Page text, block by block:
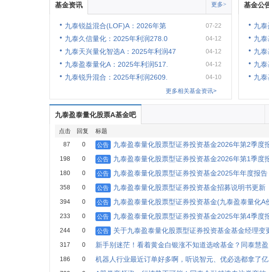
基金资讯 更多>
九泰锐益混合(LOF)A：2026年第 07-22
九泰久信量化：2025年利润278.0 04-12
九泰天兴量化智选A：2025年利润47 04-12
九泰盈泰量化A：2025年利润517. 04-12
九泰锐升混合：2025年利润2609.
04-10
更多相关基金资讯>
基金公
九
九
九
九
九
九泰盈泰量化股票A基金吧
点击 回复 标题
87
0 公告 九泰盈泰量化股票型证券投资基金2026年第2季度
198 0 公告 九泰盈泰量化股票型证券投资基金2026年第1季度
180 0 公告 九泰盈泰量化股票型证券投资基金2025年年度报告
358 0 公告 九泰盈泰量化股票型证券投资基金招募说明书更新
394 0 公告 九泰盈泰量化股票型证券投资基金(九泰盈泰量化A
233 0 公告 九泰盈泰量化股票型证券投资基金2025年第4季度
244 0 公告 关于九泰盈泰量化股票型证券投资基金基金经理变
317 0 新手别迷茫！看着黄金白银涨不知道选啥基金？同泰慧盈
186 0 机器人行业最近订单好多啊，听说智元、优必选都拿了亿